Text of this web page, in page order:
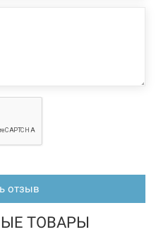
отзыв
ТОВАРЫ